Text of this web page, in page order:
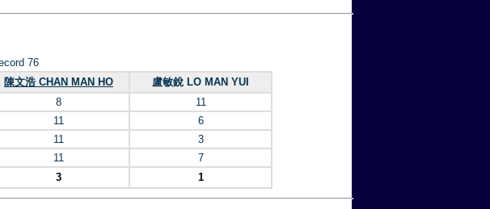
76
陳文浩 CHAN MAN HO
盧敏銳 LO MAN YUI
8
11
11
6
11
3
11
7
3 1